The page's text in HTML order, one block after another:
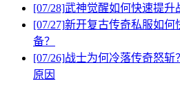
[07/28]武神觉醒如何快速提升
[07/27]新开复古传奇私服如何
备？
[07/26]战士为何冷落传奇怒斩
原因